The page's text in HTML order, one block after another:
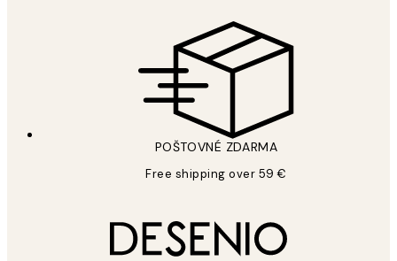
POŠTOVNÉ ZDARMA
Free shipping over 59 €